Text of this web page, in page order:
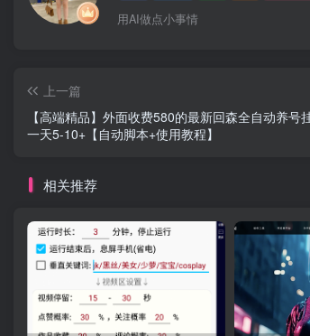
用AI做点小事情
上一篇
【高端精品】外面收费580的最新回森全自动养号
一天5-10+【自动脚本+使用教程】
相关推荐